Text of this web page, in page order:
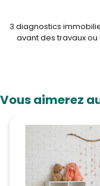
3 diagnostics
avant des travaux
Vous aimerez